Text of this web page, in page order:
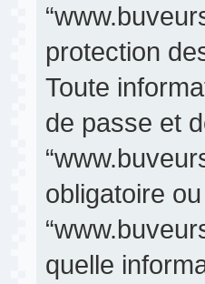
protection
Toute
de passe et
obligatoire
quelle